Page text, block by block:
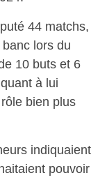
44 matchs,
lors du
10 buts et 6
à lui
bien plus
indiquaient
pouvoir